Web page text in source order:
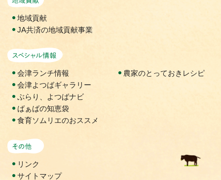
地域貢献
JA共済の地域貢献事業
会津ランチ情報
会津よつばギャラリー
ぶらり、よつばナビ
ばぁばの知恵袋
食育ソムリエのおススメ
農家のとっておきレシピ
リンク
サイトマップ